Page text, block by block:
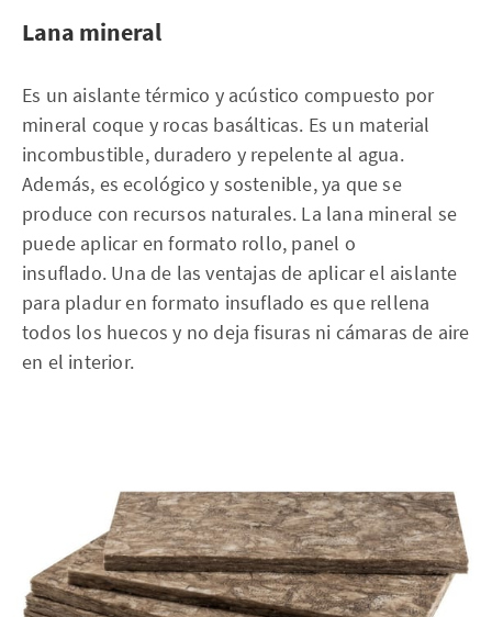
Lana mineral
Es un aislante térmico y acústico compuesto por
mineral coque y rocas basálticas. Es un material
incombustible, duradero y repelente al agua.
Además, es ecológico y sostenible, ya que se
produce con recursos naturales. La lana mineral se
puede aplicar en formato rollo, panel o
insuflado. Una de las ventajas de aplicar el aislante
para pladur en formato insuflado es que rellena
todos los huecos y no deja fisuras ni cámaras de aire
en el interior.